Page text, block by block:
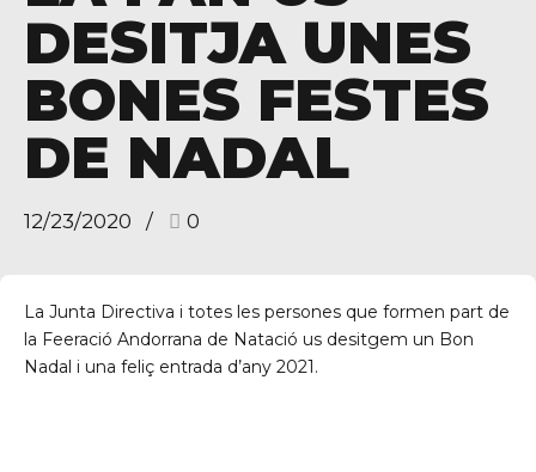
C/ Narciso Yepes s/n AD300 Ordino
DESITJA UNES
BONES FESTES
DE NADAL
12/23/2020 0
La Junta Directiva i totes les persones que formen part de
la Feeració Andorrana de Natació us desitgem un Bon
Nadal i una feliç entrada d’any 2021.